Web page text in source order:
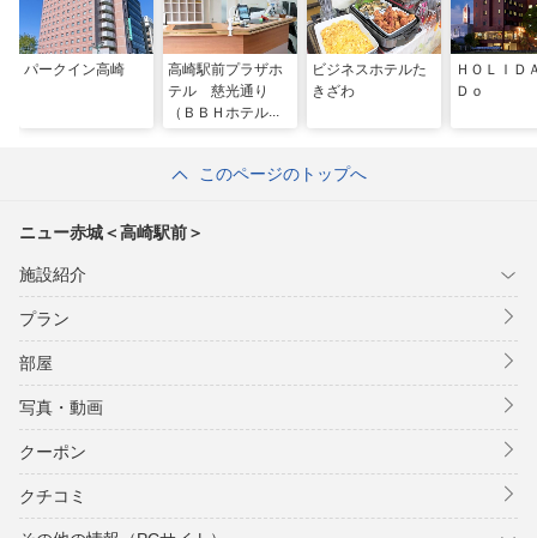
パークイン高崎
高崎駅前プラザホ
テル 慈光通り
（ＢＢＨホテルグ
ビジネスホテルた
きざわ
ＨＯＬＩ
Ｄｏ
このページのトップへ
ニュー赤城＜高崎駅前＞
施設紹介
プラン
部屋
写真・動画
クーポン
クチコミ